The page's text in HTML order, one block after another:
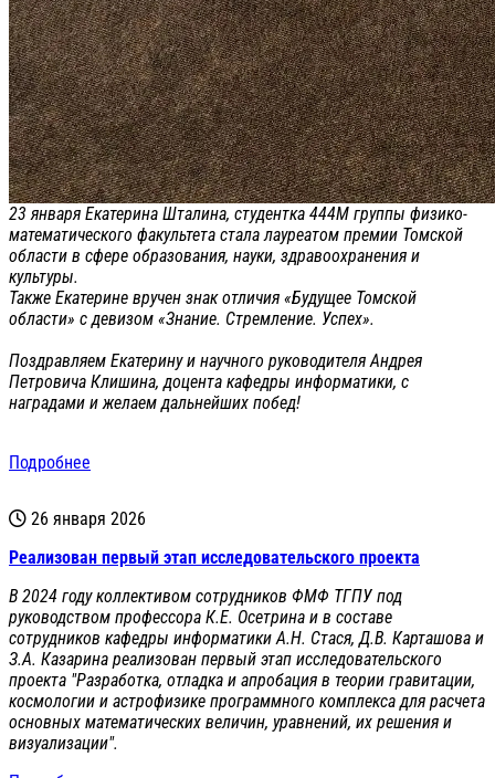
23 января Екатерина Шталина, студентка 444М группы физико-
математического факультета стала лауреатом премии Томской
области в сфере образования, науки, здравоохранения и
культуры.
Также Екатерине вручен знак отличия «Будущее Томской
области» с девизом «Знание. Стремление. Успех».
Поздравляем Екатерину и научного руководителя Андрея
Петровича Клишина, доцента кафедры информатики, с
наградами и желаем дальнейших побед!
Подробнее
26 января 2026
Реализован первый этап исследовательского проекта
В 2024 году коллективом сотрудников ФМФ ТГПУ под
руководством профессора К.Е. Осетрина и в составе
сотрудников кафедры информатики А.Н. Стася, Д.В. Карташова и
З.А. Казарина реализован первый этап исследовательского
проекта "Разработка, отладка и апробация в теории гравитации,
космологии и астрофизике программного комплекса для расчета
основных математических величин, уравнений, их решения и
визуализации".